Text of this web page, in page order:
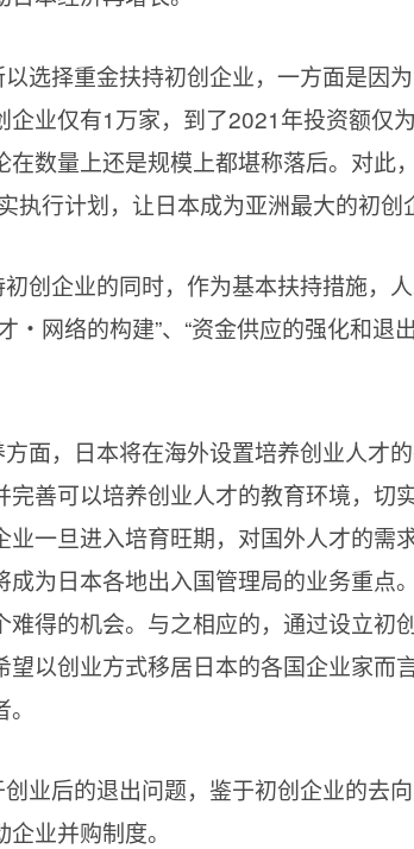
选择重金扶持初创企业，一方面是因
企业仅有1万家，到了2021年投资额仅
在数量上还是规模上都堪称落后。对此
执行计划，让日本成为亚洲最大的初创
创企业的同时，作为基本扶持措施，
・网络的构建”、“资金供应的强化和退
面，日本将在海外设置培养创业人才
完善可以培养创业人才的教育环境，切
业一旦进入培育旺期，对国外人才的需
成为日本各地出入国管理局的业务重点
难得的机会。与之相应的，通过设立初
望以创业方式移居日本的各国企业家而
业后的退出问题，鉴于初创企业的去
业并购制度。